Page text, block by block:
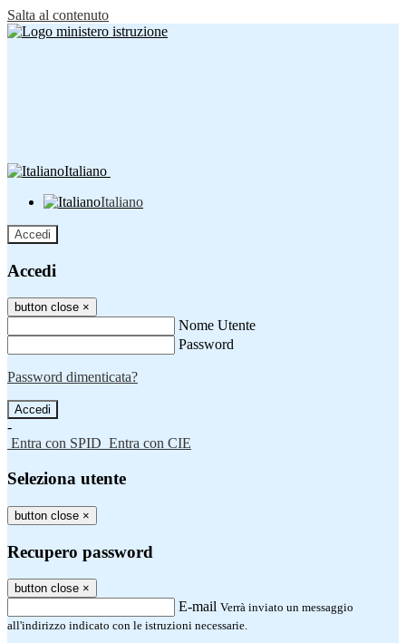
Salta al contenuto
Italiano
Italiano
Accedi
Accedi
button close ×
Nome Utente
Password
Password dimenticata?
-
Entra con SPID Entra con CIE
Seleziona utente
button close ×
Recupero password
button close ×
E-mail Verrà inviato un messaggio
all'indirizzo indicato con le istruzioni necessarie.